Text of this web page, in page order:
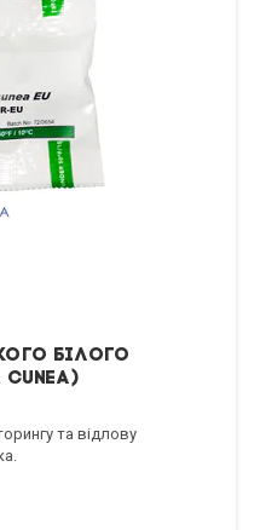
білого
cunea)
та відлову